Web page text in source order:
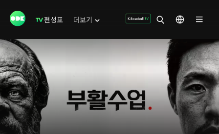
편성표 더보기